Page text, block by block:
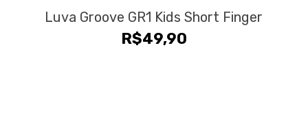
Luva Groove GR1 Kids Short Finger
R$49,90